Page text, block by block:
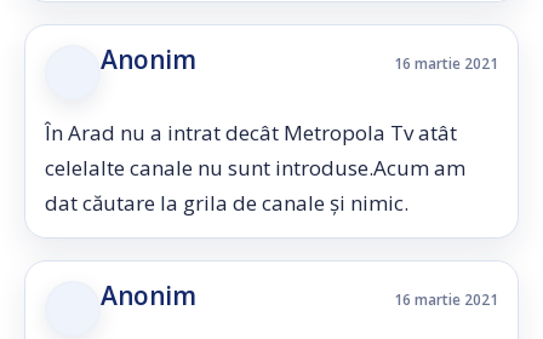
Anonim 16 martie 2021
În Arad nu a intrat decât Metropola Tv atât
celelalte canale nu sunt introduse.Acum am
dat căutare la grila de canale și nimic.
Anonim 16 martie 2021